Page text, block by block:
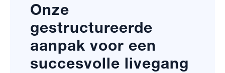
Onze
gestructureerde
aanpak voor een
succesvolle livegang